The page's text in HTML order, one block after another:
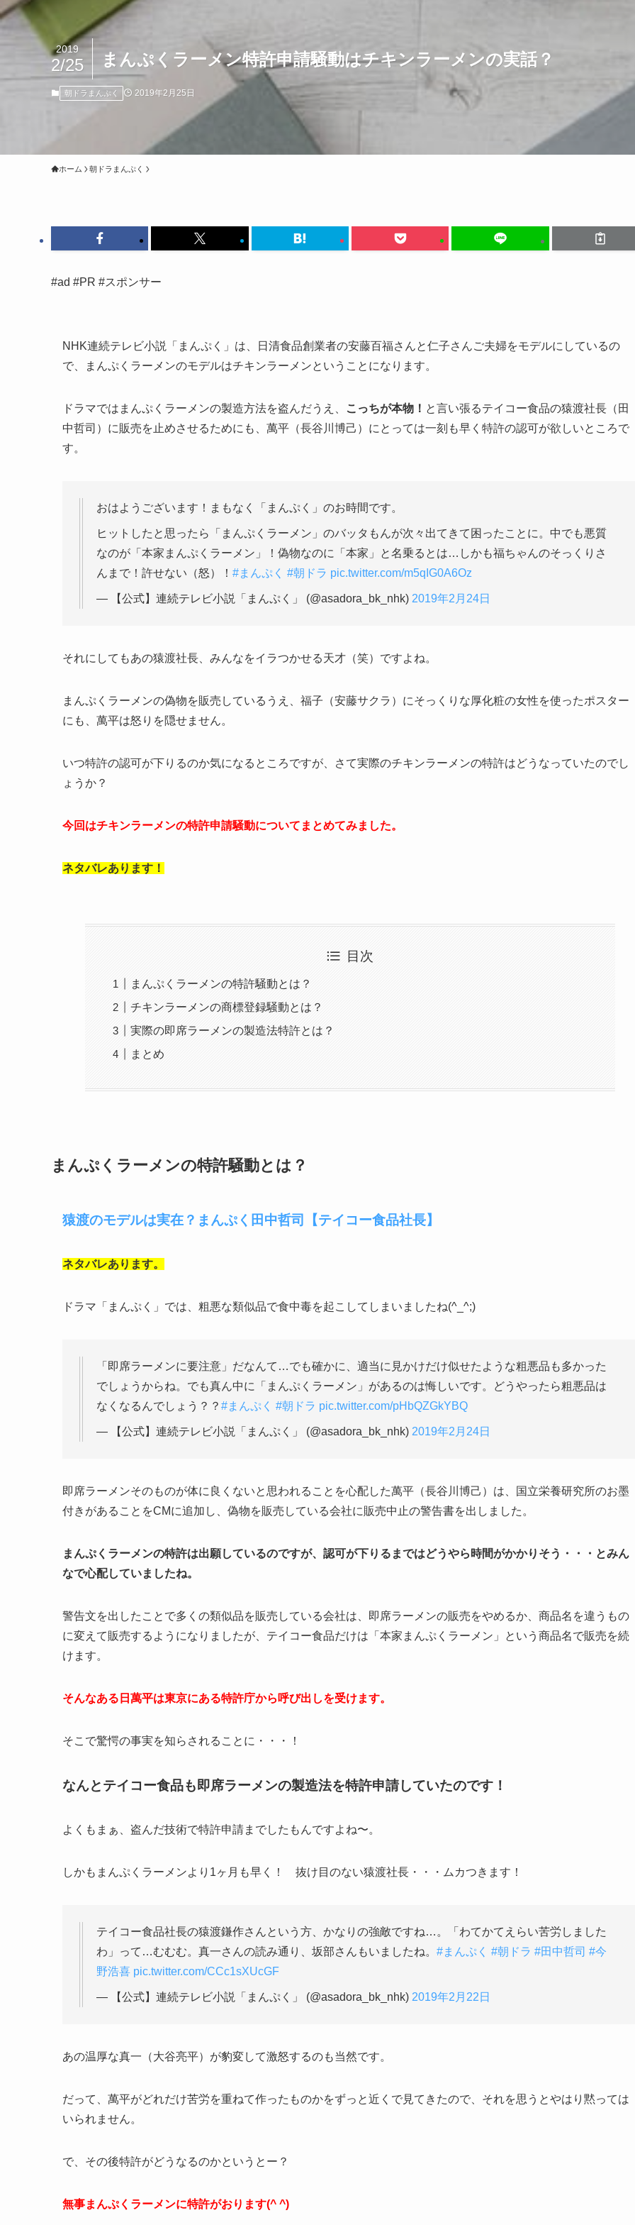
まんぷくラーメン特許申請騒動はチキンラーメンの実話？
2019
2/25
朝ドラまんぷく 2019年2月25日
ホーム 朝ドラまんぷく
#ad #PR #スポンサー
NHK連続テレビ小説「まんぷく」は、日清食品創業者の安藤百福さんと仁子さんご夫婦をモデルにしているの
で、まんぷくラーメンのモデルはチキンラーメンということになります。
ドラマではまんぷくラーメンの製造方法を盗んだうえ、 こっちが本物！ と言い張るテイコー食品の猿渡社長（田
中哲司）に販売を止めさせるためにも、萬平（長谷川博己）にとっては一刻も早く特許の認可が欲しいところで
す。
おはようございます！まもなく「まんぷく」のお時間です。
ヒットしたと思ったら「まんぷくラーメン」のバッタもんが次々出てきて困ったことに。中でも悪質
なのが「本家まんぷくラーメン」！偽物なのに「本家」と名乗るとは…しかも福ちゃんのそっくりさ
んまで！許せない（怒）！ #まんぷく #朝ドラ pic.twitter.com/m5qIG0A6Oz
— 【公式】連続テレビ小説「まんぷく」 (@asadora_bk_nhk) 2019年2月24日
それにしてもあの猿渡社長、みんなをイラつかせる天才（笑）ですよね。
まんぷくラーメンの偽物を販売しているうえ、福子（安藤サクラ）にそっくりな厚化粧の女性を使ったポスター
にも、萬平は怒りを隠せません。
いつ特許の認可が下りるのか気になるところですが、さて実際のチキンラーメンの特許はどうなっていたのでし
ょうか？
今回はチキンラーメンの特許申請騒動についてまとめてみました。
ネタバレあります！
目次
まんぷくラーメンの特許騒動とは？
チキンラーメンの商標登録騒動とは？
実際の即席ラーメンの製造法特許とは？
まとめ
まんぷくラーメンの特許騒動とは？
猿渡のモデルは実在？まんぷく田中哲司【テイコー食品社長】
ネタバレあります。
ドラマ「まんぷく」では、粗悪な類似品で食中毒を起こしてしまいましたね(^_^;)
「即席ラーメンに要注意」だなんて…でも確かに、適当に見かけだけ似せたような粗悪品も多かった
でしょうからね。でも真ん中に「まんぷくラーメン」があるのは悔しいです。どうやったら粗悪品は
なくなるんでしょう？？ #まんぷく #朝ドラ pic.twitter.com/pHbQZGkYBQ
— 【公式】連続テレビ小説「まんぷく」 (@asadora_bk_nhk) 2019年2月24日
即席ラーメンそのものが体に良くないと思われることを心配した萬平（長谷川博己）は、国立栄養研究所のお墨
付きがあることをCMに追加し、偽物を販売している会社に販売中止の警告書を出しました。
まんぷくラーメンの特許は出願しているのですが、認可が下りるまではどうやら時間がかかりそう・・・とみん
なで心配していましたね。
警告文を出したことで多くの類似品を販売している会社は、即席ラーメンの販売をやめるか、商品名を違うもの
に変えて販売するようになりましたが、テイコー食品だけは「本家まんぷくラーメン」という商品名で販売を続
けます。
そんなある日萬平は東京にある特許庁から呼び出しを受けます。
そこで驚愕の事実を知らされることに・・・！
なんとテイコー食品も即席ラーメンの製造法を特許申請していたのです！
よくもまぁ、盗んだ技術で特許申請までしたもんですよね〜。
しかもまんぷくラーメンより1ヶ月も早く！ 抜け目のない猿渡社長・・・ムカつきます！
テイコー食品社長の猿渡鎌作さんという方、かなりの強敵ですね…。「わてかてえらい苦労しました
わ」って…むむむ。真一さんの読み通り、坂部さんもいましたね。 #まんぷく #朝ドラ #田中哲司 #今
野浩喜 pic.twitter.com/CCc1sXUcGF
— 【公式】連続テレビ小説「まんぷく」 (@asadora_bk_nhk) 2019年2月22日
あの温厚な真一（大谷亮平）が豹変して激怒するのも当然です。
だって、萬平がどれだけ苦労を重ねて作ったものかをずっと近くで見てきたので、それを思うとやはり黙っては
いられません。
で、その後特許がどうなるのかというとー？
無事まんぷくラーメンに特許がおります(^ ^)